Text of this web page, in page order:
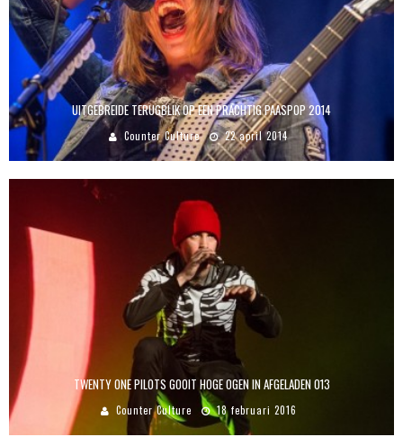
UITGEBREIDE TERUGBLIK OP EEN PRACHTIG PAASPOP 2014
Counter Culture 22 april 2014
TWENTY ONE PILOTS GOOIT HOGE OGEN IN AFGELADEN 013
Counter Culture 18 februari 2016